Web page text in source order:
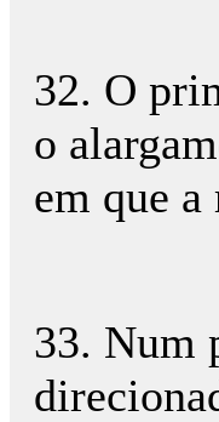
32. O
o
em que
33. Num